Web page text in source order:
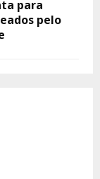
para
pelo